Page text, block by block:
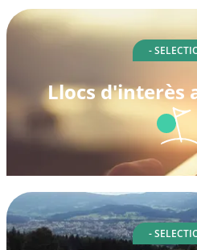
-
Llocs d'interès
-